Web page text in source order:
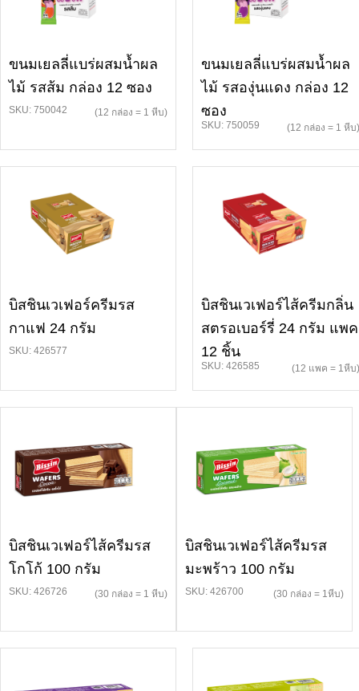
ขนมเยลลี่แบร่ผสมน้ำผล
ไม้ รสส้ม กล่อง 12 ซอง
SKU: 750042 (12 กล่อง = 1 หีบ)
ขนมเยลลี่แบร่ผสมน้ำผล
ไม้ รสองุ่นแดง กล่อง 12
ซอง
SKU: 750059 (12 กล่อง = 1 หีบ)
บิสชินเวเฟอร์ครีมรส
กาแฟ 24 กรัม
SKU: 426577
บิสชินเวเฟอร์ไส้ครีมกลิ่น
สตรอเบอร์รี่ 24 กรัม แพค
12 ชิ้น
SKU: 426585 (12 แพค = 1หีบ)
บิสชินเวเฟอร์ไส้ครีมรส
โกโก้ 100 กรัม
SKU: 426726 (30 กล่อง = 1 หีบ)
บิสชินเวเฟอร์ไส้ครีมรส
มะพร้าว 100 กรัม
SKU: 426700 (30 กล่อง = 1หีบ)